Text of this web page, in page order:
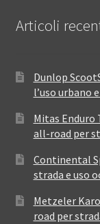
Articoli
Dunlop
l’uso urbano
Mitas Enduro
all-road per
Continental
strada e uso
Metzeler
road per